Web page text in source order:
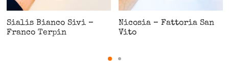
Sialis Bianco Sivi –
Franco Terpin
Nicosia – Fattoria San
Vito